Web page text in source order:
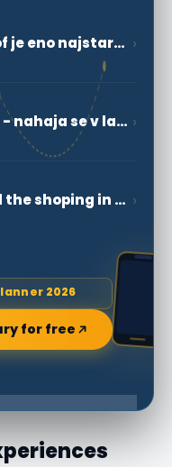
Amsterdam| Begijnhof je eno najstarejših notranjih sodišč. ›
Amsterdamski muzej - nahaja se v labirintu stavb ›
The Nine Streets sand the shoping in Amsterdam ›
2026
for free